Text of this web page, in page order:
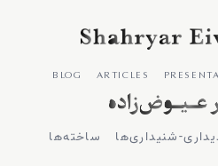
blog articles
شنیداری‌ها ساخته‌ها